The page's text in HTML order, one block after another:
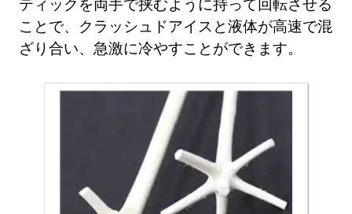
ことで、クラッシュドアイスと液体が高速で混
ざり合い、急激に冷やすことができます。